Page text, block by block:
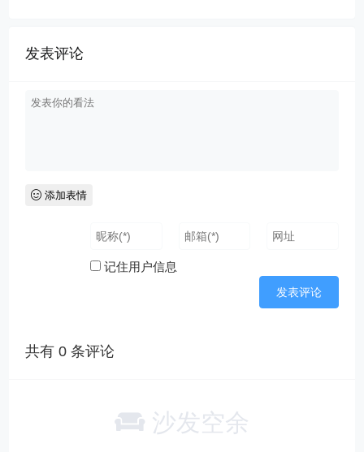
发表评论
添加表情
记住用户信息
共有0 条评论
沙发空余